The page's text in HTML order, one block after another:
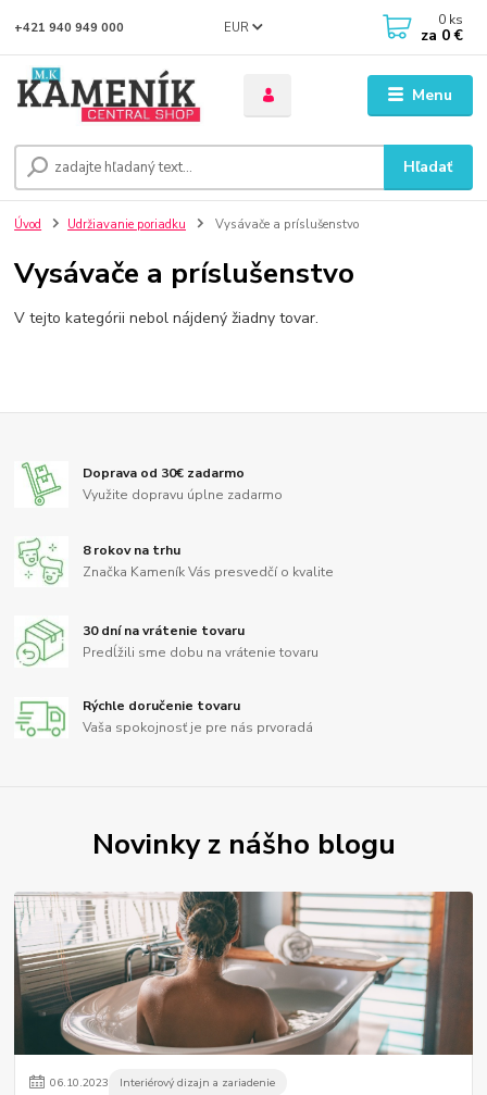
Menu
EUR
Hľadať
+421 940 949 000 0 ks
za 0 €
Úvod Udržiavanie poriadku Vysávače a príslušenstvo
Vysávače a príslušenstvo
V tejto kategórii nebol nájdený žiadny tovar.
Doprava od 30€ zadarmo
Využite dopravu úplne zadarmo
8 rokov na trhu
Značka Kameník Vás presvedčí o kvalite
30 dní na vrátenie tovaru
Predĺžili sme dobu na vrátenie tovaru
Rýchle doručenie tovaru
Vaša spokojnosť je pre nás prvoradá
Novinky z nášho blogu
06.10.2023 Interiérový dizajn a zariadenie